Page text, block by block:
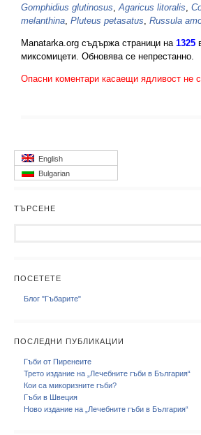
Gomphidius glutinosus,Agaricus litoralis,
melanthina, Pluteus petasatus, Russula
Manatarka.org съдържа страници на 1325
миксомицети. Обновява се непрестанно.
Опасни коментари касаещи ядливост не
English
Bulgarian
ТЪРСЕНЕ
ПОСЕТЕТЕ
Блог "Гъбарите"
ПОСЛЕДНИ ПУБЛИКАЦИИ
Гъби от Пиренеите
Трето издание на „Лечебните гъби в България“
Кои са микоризните гъби?
Гъби в Швеция
Ново издание на „Лечебните гъби в България“